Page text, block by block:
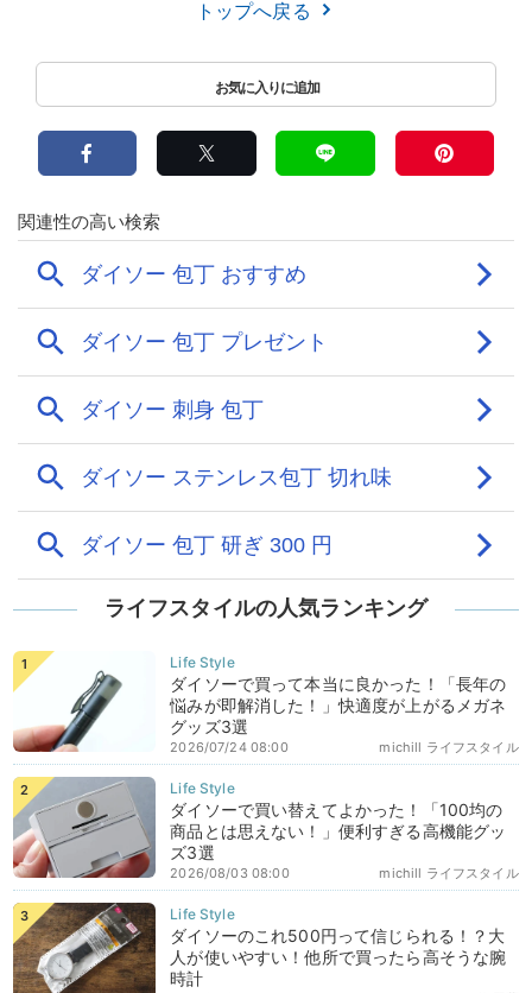
トップへ戻る
ライフスタイルの人気ランキング
ダイソーで買って本当に良かった！「長年の
悩みが即解消した！」快適度が上がるメガネ
グッズ3選
michill ライフスタイル
2026/07/24 08:00
ダイソーで買い替えてよかった！「100均の
商品とは思えない！」便利すぎる高機能グッ
ズ3選
michill ライフスタイル
2026/08/03 08:00
ダイソーのこれ500円って信じられる！？大
人が使いやすい！他所で買ったら高そうな腕
時計